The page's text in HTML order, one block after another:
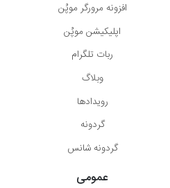
افزونه مرورگر موپُن
اپلیکیشن موپُن
ربات تلگرام
وبلاگ
رویدادها
گردونه
گردونه شانس
عمومی